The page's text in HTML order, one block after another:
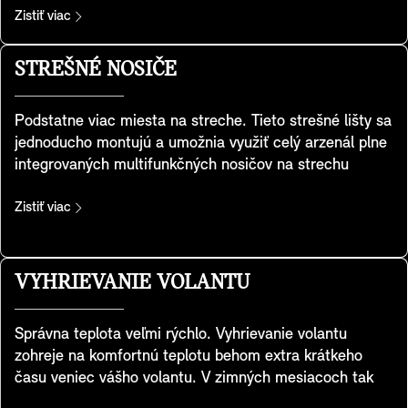
sklápateľné vonkajšie zrkadlá ochránia vaše MINI pred
škodami pri parkovaní. Zrkadlo na strane spolujazdca sa
pri cúvaní nakloní smerom dolu, aby ste videli obrubník.
preferované nastavenie sedadla aj zrkadiel. V studenom
počasí sa zrkadlá automaticky zohrejú pre odstránenie
zahmlenia a prevenciu námrazy. Vonkajšie zrkadlo vás
MINI.
Zistiť viac
STREŠNÉ NOSIČE
Podstatne viac miesta na streche. Tieto strešné lišty sa
jednoducho montujú a umožnia využiť celý arzenál plne
integrovaných multifunkčných nosičov na strechu
batožinu, nosiče lyží a ďalšie.
Zistiť viac
VYHRIEVANIE VOLANTU
Správna teplota veľmi rýchlo. Vyhrievanie volantu
zohreje na komfortnú teplotu behom extra krátkeho
času veniec vášho volantu. V zimných mesiacoch tak